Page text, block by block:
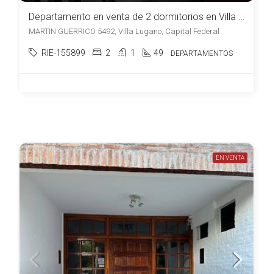
Departamento en venta de 2 dormitorios en Villa Lugano
MARTIN GUERRICO 5492, Villa Lugano, Capital Federal
RIE-155899 2 1 49 DEPARTAMENTOS
EN VENTA